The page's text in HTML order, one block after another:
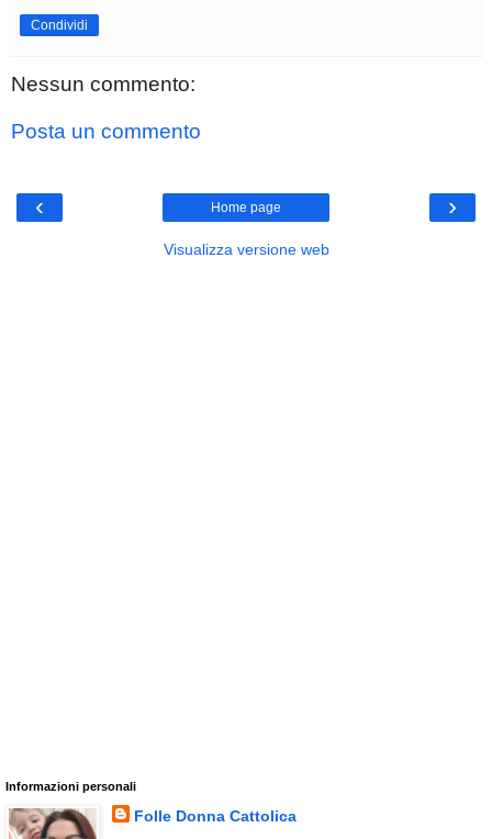
Condividi
Nessun commento:
Posta un commento
‹ ›
Home page
Visualizza versione web
Informazioni personali
Folle Donna Cattolica